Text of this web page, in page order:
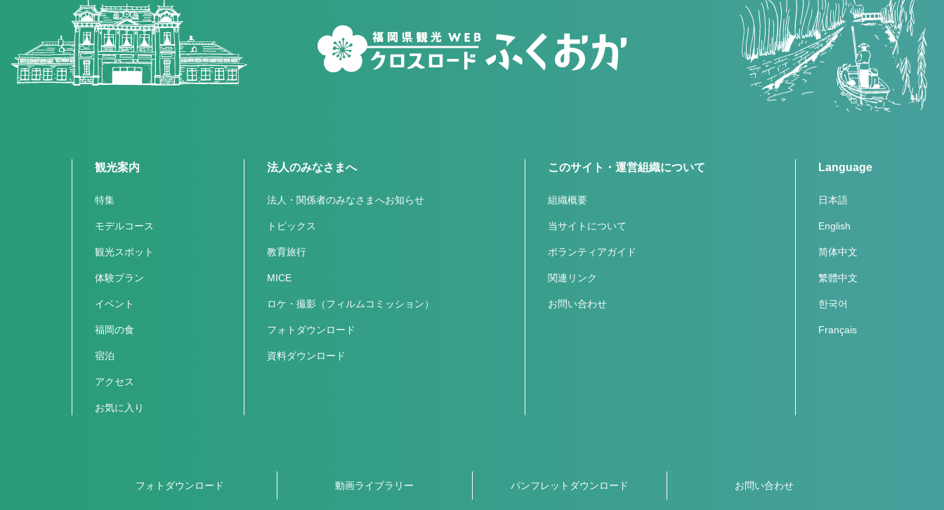
観光案内
特集
モデルコース
観光スポット
体験プラン
イベント
福岡の食
宿泊
アクセス
お気に入り
法人のみなさまへ
法人・関係者のみなさまへお知らせ
トピックス
教育旅行
MICE
ロケ・撮影（フィルムコミッション）
フォトダウンロード
資料ダウンロード
このサイト・運営組織について
組織概要
当サイトについて
ボランティアガイド
関連リンク
お問い合わせ
Language
日本語
English
简体中文
繁體中文
한국어
Français
フォトダウンロード 動画ライブラリー パンフレットダウンロード お問い合わせ